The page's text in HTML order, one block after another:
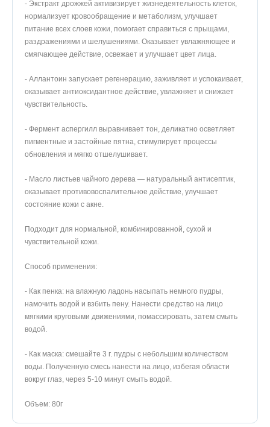
- Экстракт дрожжей активизирует жизнедеятельность клеток,
нормализует кровообращение и метаболизм, улучшает
питание всех слоев кожи, помогает справиться с прыщами,
раздражениями и шелушениями. Оказывает увлажняющее и
смягчающее действие, освежает и улучшает цвет лица.
- Аллантоин запускает регенерацию, заживляет и успокаивает,
оказывает антиоксидантное действие, увлажняет и снижает
чувствительность.
- Фермент аспергилл выравнивает тон, деликатно осветляет
пигментные и застойные пятна, стимулирует процессы
обновления и мягко отшелушивает.
- Масло листьев чайного дерева — натуральный антисептик,
оказывает противовоспалительное действие, улучшает
состояние кожи с акне.
Подходит для нормальной, комбинированной, сухой и
чувствительной кожи.
Способ применения:
- Как пенка: на влажную ладонь насыпать немного пудры,
намочить водой и взбить пену. Нанести средство на лицо
мягкими круговыми движениями, помассировать, затем смыть
водой.
- Как маска: смешайте 3 г. пудры с небольшим количеством
воды. Полученную смесь нанести на лицо, избегая области
вокруг глаз, через 5-10 минут смыть водой.
Объем: 80г